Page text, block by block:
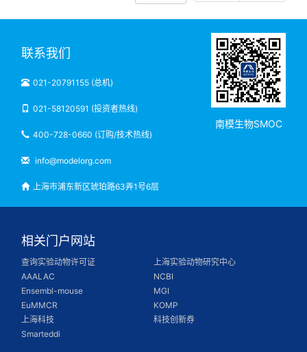
联系我们
021-20791155 (总机)
021-58120591 (投资者热线)
400-728-0660 (订购/技术热线)
info@modelorg.com
上海市浦东新区琥珀路63弄1号6层
南模生物SMOC
相关门户网站
查询实验动物许可证
上海实验动物研究中心
AAALAC
NCBI
Ensembl-mouse
MGI
EuMMCR
KOMP
上海科技
科技创新券
Smarteddi